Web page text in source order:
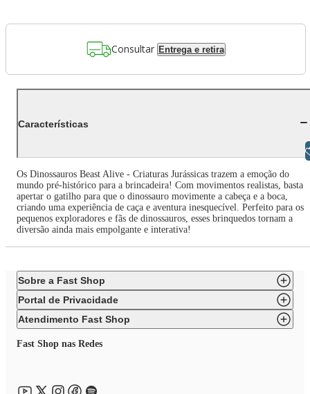
Consultar Entrega e retira
Características
Os Dinossauros Beast Alive - Criaturas Jurássicas trazem a emoção do
mundo pré-histórico para a brincadeira! Com movimentos realistas, basta
apertar o gatilho para que o dinossauro movimente a cabeça e a boca,
criando uma experiência de caça e aventura inesquecível. Perfeito para os
pequenos exploradores e fãs de dinossauros, esses brinquedos tornam a
diversão ainda mais empolgante e interativa!
Sobre a Fast Shop
Portal de Privacidade
Atendimento Fast Shop
Fast Shop nas Redes